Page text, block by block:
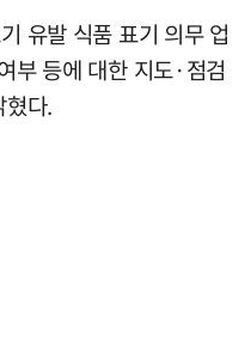
유발 식품 표기 의무 업
부 등에 대한 지도·점검
다.